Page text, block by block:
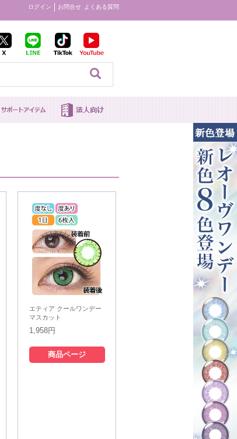
ログイン お問合せ よくある質問
エティア クールワンデー
マスカット
1,958円
商品ページ